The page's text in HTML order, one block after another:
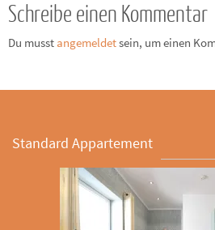
Schreibe einen Kommentar
Du musst angemeldetsein, um einen
Standard Appartement